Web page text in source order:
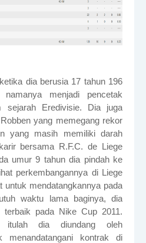
dia berusia 17 tahun 196
menjadi pencetak
sejarah Eredivisie. Dia juga
yang memegang rekor
yang masih memiliki darah
bersama R.F.C. de Liege
umur 9 tahun dia pindah ke
perkembangannya di Liege
untuk mendatangkannya pada
waktu lama baginya, dia
terbaik pada Nike Cup 2011.
itulah dia diundang oleh
menandatangani kontrak di